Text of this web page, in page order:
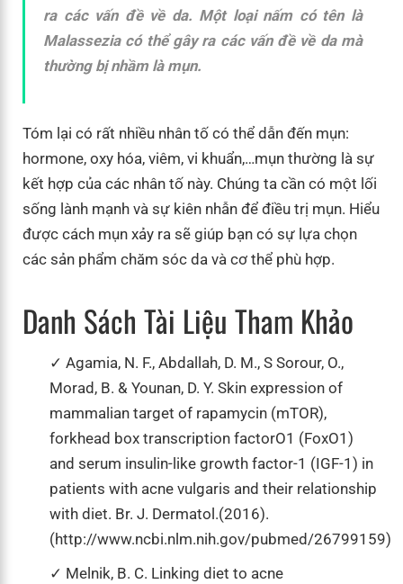
ra các vấn đề về da. Một loại nấm có tên là
Malassezia có thể gây ra các vấn đề về da mà
thường bị nhầm là mụn.
Tóm lại có rất nhiều nhân tố có thể dẫn đến mụn:
hormone, oxy hóa, viêm, vi khuẩn,…mụn thường là sự
kết hợp của các nhân tố này. Chúng ta cần có một lối
sống lành mạnh và sự kiên nhẫn để điều trị mụn. Hiểu
được cách mụn xảy ra sẽ giúp bạn có sự lựa chọn
các sản phẩm chăm sóc da và cơ thể phù hợp.
Danh Sách Tài Liệu Tham Khảo
Agamia, N. F., Abdallah, D. M., S Sorour, O.,
Morad, B. & Younan, D. Y. Skin expression of
mammalian target of rapamycin (mTOR),
forkhead box transcription factorO1 (FoxO1)
and serum insulin-like growth factor-1 (IGF-1) in
patients with acne vulgaris and their relationship
with diet. Br. J. Dermatol.(2016).
(http://www.ncbi.nlm.nih.gov/pubmed/26799159)
Melnik, B. C. Linking diet to acne